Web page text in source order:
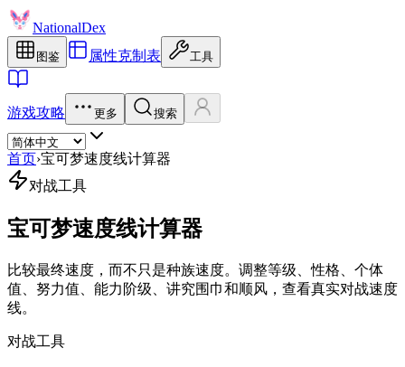
NationalDex
图鉴 属性克制表 工具
游戏攻略 更多 搜索
首页›宝可梦速度线计算器
对战工具
宝可梦速度线计算器
比较最终速度，而不只是种族速度。调整等级、性格、个体
值、努力值、能力阶级、讲究围巾和顺风，查看真实对战速度
线。
对战工具